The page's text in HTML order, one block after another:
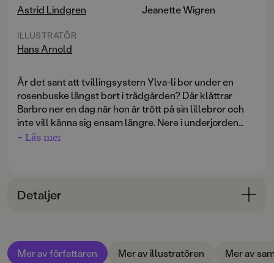
Astrid Lindgren
ILLUSTRATÖR
Hans Arnold
Jeanette Wigren
Är det sant att tvillingsystern Ylva-li bor under en
rosenbuske längst bort i trädgården? Där klättrar
Barbro ner en dag när hon är trött på sin lillebror och
inte vill känna sig ensam längre. Nere i underjorden
väntar fantastiska äventyr på de två systrarna. De får
och har ett hemligt språk som bara de förstår.
+ Läs mer
Detaljer
ÅLDERSGRUPP
3-6
Mer av författaren Mer av illustratören Mer av